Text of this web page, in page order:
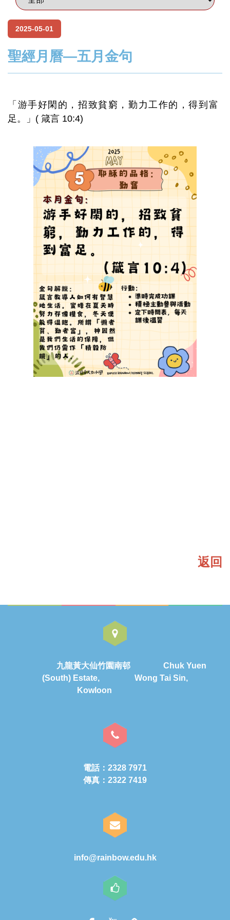
2025-05-01
聖經月曆—五月金句
「游手好閑的，招致貧窮，勤力工作的，得到富
足。」( 箴言 10:4)
返回
九龍黃大仙竹園南邨 Chuk Yuen
(South) Estate, Wong Tai Sin,
Kowloon
電話：2328 7971
傳真：2322 7419
info@rainbow.edu.hk